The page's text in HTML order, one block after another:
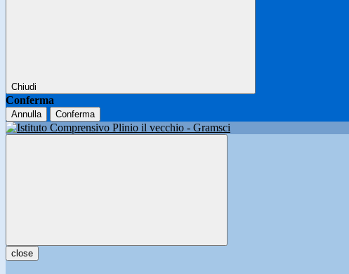
Chiudi
Conferma
Annulla Conferma
close